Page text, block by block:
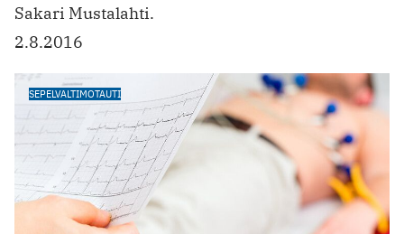
Sakari Mustalahti.
2.8.2016
SEPELVALTIMOTAUTI